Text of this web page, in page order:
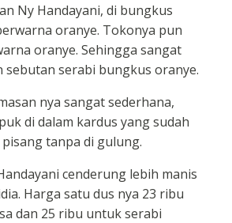
Ny Handayani, di bungkus
oranye. Tokonya pun
oranye. Sehingga sangat
sebutan serabi bungkus oranye.
nya sangat sederhana,
di dalam kardus yang sudah
tanpa di gulung.
cenderung lebih manis
Harga satu dus nya 23 ribu
dan 25 ribu untuk serabi